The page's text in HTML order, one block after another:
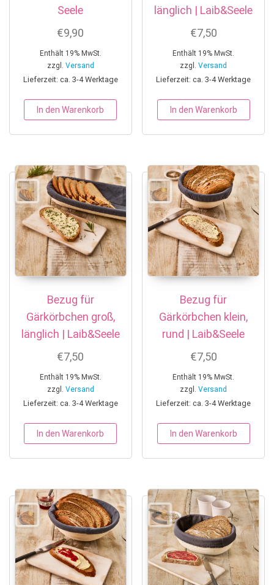
Seele
€9,90
Enthält 19% MwSt.
zzgl. Versand
Lieferzeit: ca. 3-4 Werktage
In den Warenkorb
länglich | Laib&Seele
€7,50
Enthält 19% MwSt.
zzgl.Versand
Lieferzeit: ca. 3-4 Werktage
In den Warenkorb
Bezug für
Gärkörbchen groß,
länglich | Laib&Seele
€7,50
Enthält 19% MwSt.
zzgl. Versand
Lieferzeit: ca. 3-4 Werktage
In den Warenkorb
Bezug für
Gärkörbchen klein,
rund | Laib&Seele
€7,50
Enthält 19% MwSt.
zzgl.Versand
Lieferzeit: ca. 3-4 Werktage
In den Warenkorb